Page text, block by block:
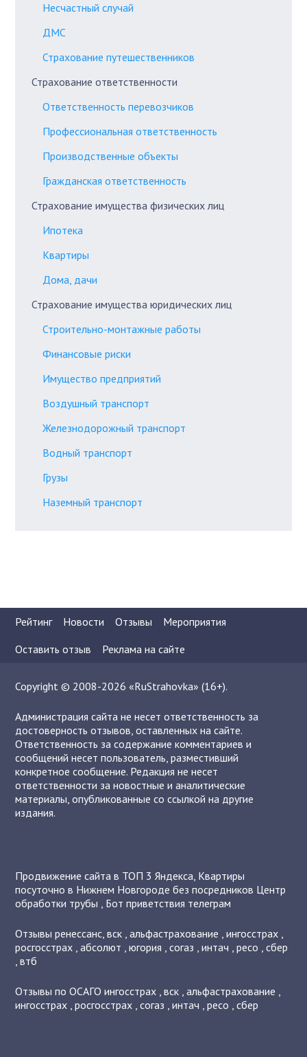
Несчастный случай
ДМС
Страхование путешественников
Страхование ответственности
Ответственность перевозчиков
Профессиональная ответственность
Производственные объекты
Гражданская ответственность
Страхование имущества физических лиц
Ипотека
Квартиры
Дома, дачи
Страхование имущества юридических лиц
Строительно-монтажные работы
Финансовые риски
Имущество предприятий
Воздушный транспорт
Железнодорожный транспорт
Водный транспорт
Грузы
Наземный транспорт
Рейтинг Новости Отзывы
Мероприятия
Оставить отзыв
Реклама на сайте
Copyright © 2008-2026 «RuStrahovka» (16+).
Администрация сайта не несет ответственность за
достоверность отзывов, оставленных на сайте.
Ответственность за содержание комментариев и
сообщений несет пользователь, разместивший
конкретное сообщение. Редакция не несет
ответственности за новостные и аналитические
материалы, опубликованные со ссылкой на другие
издания.
Продвижение сайта в ТОП 3 Яндекса, Квартиры
посуточно в Нижнем Новгороде без посредников Центр
обработки трубы , Бот приветствия телеграм
Отзывыренессанс,вск ,альфастрахование ,ингосстрах ,
росгосстрах ,абсолют ,югория ,согаз ,интач ,ресо ,сбер
,втб
Отзывы по ОСАГОингосстрах ,вск ,альфастрахование ,
ингосстрах ,росгосстрах ,согаз ,интач ,ресо ,сбер